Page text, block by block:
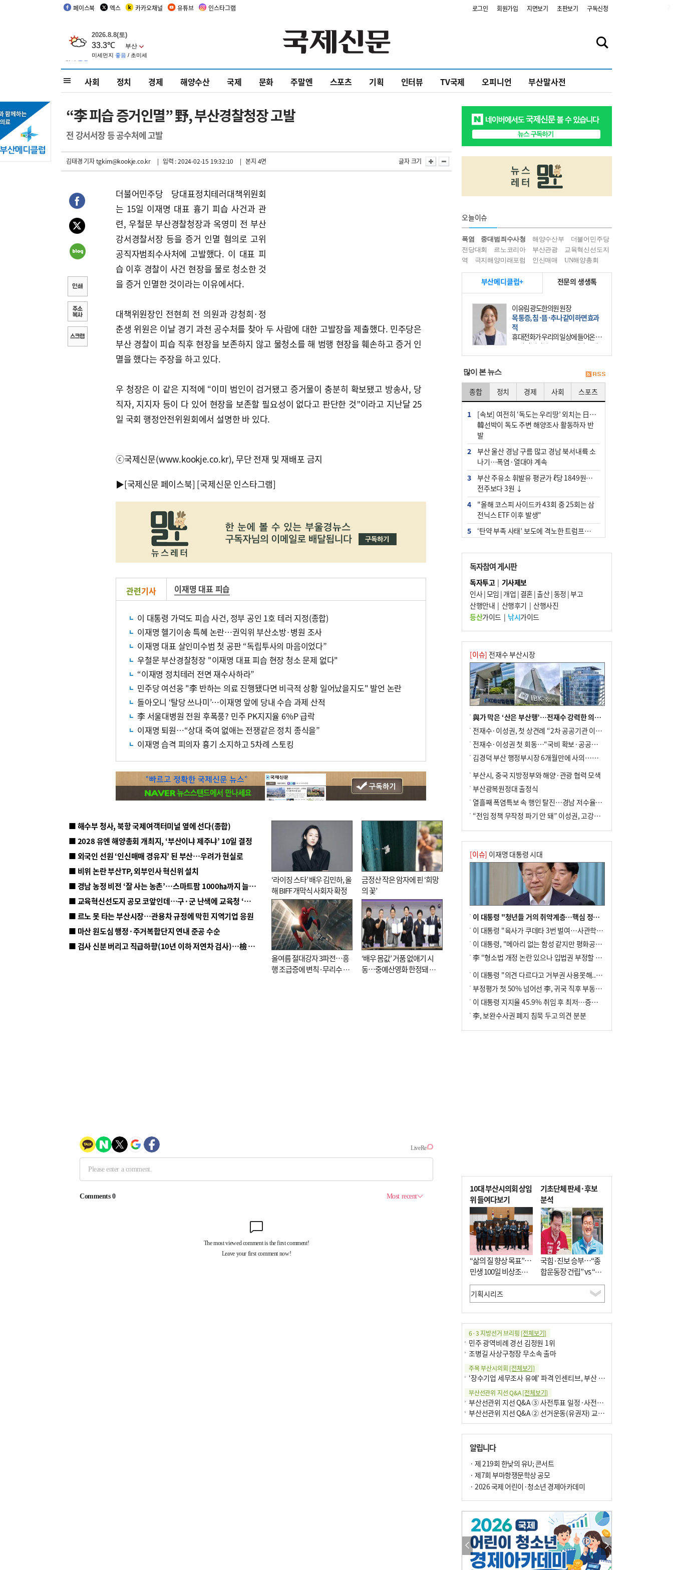
페이스북 엑스 카카오채널 유튜브 인스타그램 로그인 회원가입 지면보기 초판보기 구독신청
사회 정치 경제 해양수산 국제 문화 주말엔 스포츠 기획 인터뷰 TV국제 오피니언 부산말사전
“李 피습 증거인멸” 野, 부산경찰청장 고발
전 강서서장 등 공수처에 고발
김태경 기자tgkim@kookje.co.kr | 입력 : 2024-02-15 19:32:10 | 본지 4면 글자 크기
더불어민주당 당대표정치테러대책위원회
는 15일 이재명 대표 흉기 피습 사건과 관
련, 우철문 부산경찰청장과 옥영미 전 부산
강서경찰서장 등을 증거 인멸 혐의로 고위
공직자범죄수사처에 고발했다. 이 대표 피
습 이후 경찰이 사건 현장을 물로 청소한 것
을 증거 인멸한 것이라는 이유에서다.
대책위원장인 전현희 전 의원과 강청희·정
춘생 위원은 이날 경기 과천 공수처를 찾아 두 사람에 대한 고발장을 제출했다. 민주당은
부산 경찰이 피습 직후 현장을 보존하지 않고 물청소를 해 범행 현장을 훼손하고 증거 인
멸을 했다는 주장을 하고 있다.
우 청장은 이 같은 지적에 “이미 범인이 검거됐고 증거물이 충분히 확보됐고 방송사, 당
직자, 지지자 등이 다 있어 현장을 보존할 필요성이 없다고 판단한 것”이라고 지난달 25
일 국회 행정안전위원회에서 설명한 바 있다.
ⓒ국제신문(www.kookje.co.kr), 무단 전재 및 재배포 금지
▶[국제신문 페이스북] [국제신문 인스타그램]
관련기사 이재명 대표 피습
이 대통령 가덕도 피습 사건, 정부 공인 1호 테러 지정(종합)
이재명 헬기이송 특혜 논란…권익위 부산소방·병원 조사
이재명 대표 살인미수범 첫 공판 “독립투사의 마음이었다”
우철문 부산경찰청장 "이재명 대표 피습 현장 청소 문제 없다"
“이재명 정치테러 전면 재수사하라”
민주당 여선웅 "李 반하는 의료 진행됐다면 비극적 상황 일어났을지도" 발언 논란
돌아오니 ‘탈당 쓰나미’…이재명 앞에 당내 수습 과제 산적
李 서울대병원 전원 후폭풍? 민주 PK지지율 6%P 급락
이재명 퇴원…“상대 죽여 없애는 전쟁같은 정치 종식을”
이재명 습격 피의자 흉기 소지하고 5차례 스토킹
■ 해수부 청사, 북항 국제여객터미널 옆에 선다(종합)
■ 2028 유엔 해양총회 개최지, ‘부산이냐 제주냐’ 10일 결정
■ 외국인 선원 ‘인신매매 경유지’ 된 부산…우려가 현실로
■ 비위 논란 부산TP, 외부인사 혁신위 설치
■ 경남 농정 비전 ‘잘 사는 농촌’…스마트팜 1000㏊까지 늘린다
■ 교육혁신선도지 공모 코앞인데…구·군 난색에 교육청 ‘쩔쩔’
■ 르노 못 타는 부산시장…관용차 규정에 막힌 지역기업 응원
■ 마산 원도심 행정·주거복합단지 연내 준공 수순
■ 검사 신분 버리고 직급하향(10년 이하 저연차 검사)…檢 중수청행 기피
‘라이징 스타’ 배우 김민하, 올
해 BIFF 개막식 사회자 확정
금정산 작은 암자에 핀 ‘희망
의 꽃’
올여름 절대강자 3파전…흥
행 조급증에 변칙·무리수 마
‘배우 몸값’ 거품 없애기 시
동…중예산영화 한정돼 실
오늘이슈
폭염 중대범죄수사청 해양수산부
더불어민주당
전당대회
르노코리아 부산관광
교육혁신선도지
역
극지해양미래포럼 인신매매 UN해양총회
부산메디클럽+ 전문의 생생톡
이유림 광도한의원 원장
목 통증, 침·뜸·추나 같이 하면 효과
적
휴대전화가 우리의 일상에 들어온 지
20년이 넘었다. 요즘에는 사람들 대
부분 스마트폰이라는 작은 기계를 한
많이 본 뉴스
종합 정치 경제 사회 스포츠
1
[속보] 여전히 ‘독도는 우리땅’ 외치는 日…
韓선박이 독도 주변 해양조사 활동하자 반
발
2
부산 울산 경남 구름 많고 경남 북서내륙 소
나기…폭염·열대야 계속
3
부산 주유소 휘발유 평균가 ℓ당 1849원…
전주보다 3원 ↓
4
"올해 코스피 사이드카 43회 중 25회는 삼
전닉스 ETF 이후 발생"
5
‘탄약 부족 사태’ 보도에 격노한 트럼프…
과…“현재는 부적절 행위 없어”
7
부산 앞바다에 기름 425ℓ 유출한 러시아 화
물선 적발
8
서울 중랑구서 흉기 난동…60대 남성 2명
사망
10 [2026 부산청소년극지체험탐험대 현장르
포] 2회 : 하늘에서 만난 얼음의 나라
독자참여 게시판
독자투고| 기사제보
인사|모임 | 개업 | 결혼|출산|동정 |부고
산행안내 | 산행후기 | 산행사진
등산가이드| 낚시가이드
[이슈] 전재수 부산시장
與가 막은 ‘산은 부산행’…전재수 강력한 의지 표명 없인 공염불
전재수·이성권, 첫 상견례 “2차 공공기관 이전 초당 협력”(종합)
전재수·이성권 첫 회동…“국비 확보·공공기관 이전 협력”
김경덕 부산 행정부시장 6개월만에 사의…후임 인선 촉각
부산시, 중국 지방정부와 해양·관광 협력 모색
부산광복원정대 출정식
열흘째 폭염특보 속 행인 탈진…경남 저수율 평년의 절반
“전임 정책 무작정 파기 안 돼” 이성권, 고강도 ‘전재수 견제’ 예고
[이슈] 이재명 대통령 시대
이 대통령 "청년들 거의 취약계층…핵심 정책 재편""
이 대통령 "육사가 쿠데타 3번 벌여…사관학교 통합 신속히 추진"
이 대통령, "메아리 없는 함성 같지만 평화공존책 계속해야"
李 “형소법 개정 논란 있으나 입법권 부정할 만큼은 아냐”(종합)
이 대통령 "의견 다르다고 거부권 사용못해.. 입법권 부정할 상황이라 보기 어려워"
부정평가 첫 50% 넘어선 李, 귀국 직후 부동산·증시 점검(종합)
이 대통령 지지율 45.9% 취임 후 최저…증시 폭락·연임 개헌 논란 영향
李, 보완수사권 폐지 침묵 두고 의견 분분
10대 부산시의회 상임
위 들여다보기
“삶의 질 향상 목표”…
민생 100일 비상조치
면밀 심사
기초단체 판세·후보
분석
국힘·진보 승부…“종
합운동장 건립” vs “출
근 공공버스 도입”
6·3 지방선거 브리핑 [전체보기]
민주 광역비례 경선 김정원 1위
조병길 사상구청장 무소속 출마
주목 부산시의회 [전체보기]
‘장수기업 세무조사 유예’ 파격 인센티브, 부산 유출 막을까
부산선관위 지선 Q&A[전체보기]
부산선관위 지선 Q&A ③ 사전투표 일정·사전투표함 보관
부산선관위 지선 Q&A ② 선거운동(유권자) 교육감투표용지
알립니다
· 제 219회 한낮의 유U; 콘서트
· 제7회 부마항쟁문학상 공모
· 2026 국제 어린이·청소년 경제아카데미